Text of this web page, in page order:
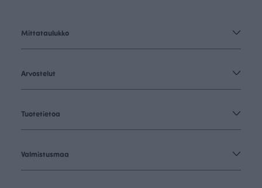
Mittataulukko
Arvostelut
Tuotetietoa
Valmistusmaa